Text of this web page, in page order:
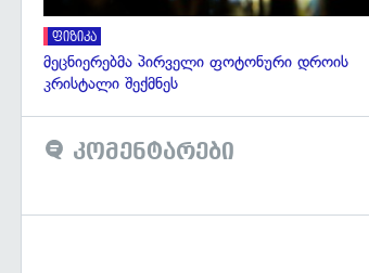
ფიზიკა
მეცნიერებმა პირველი ფოტონური დროის
კრისტალი შექმნეს
კომენტარები